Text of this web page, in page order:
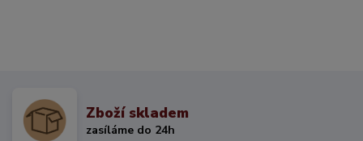
Zboží skladem
zasíláme do 24h